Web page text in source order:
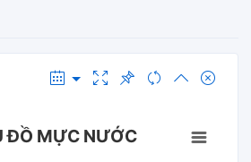
ĐỒ MỰC NƯỚC